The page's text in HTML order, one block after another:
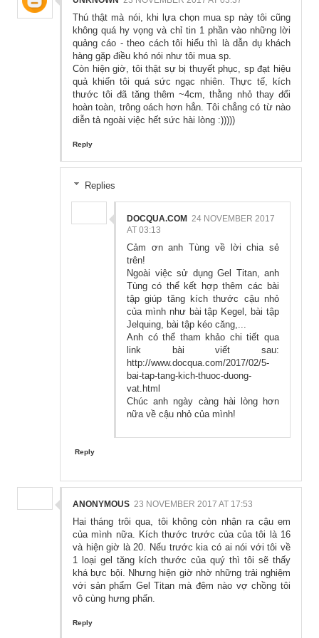
Thú thật mà nói, khi lựa chọn mua sp này tôi cũng
không quá hy vọng và chỉ tin 1 phần vào những lời
quảng cáo - theo cách tôi hiểu thì là dẫn dụ khách
hàng gặp điều khó nói như tôi mua sp.
Còn hiện giờ, tôi thật sự bị thuyết phục, sp đạt hiệu
quả khiến tôi quá sức ngạc nhiên. Thực tế, kích
thước tôi đã tăng thêm ~4cm, thằng nhỏ thay đổi
hoàn toàn, trông oách hơn hẳn. Tôi chẳng có từ nào
diễn tả ngoài việc hết sức hài lòng :)))))
Reply
Replies
DOCQUA.COM 24 NOVEMBER 2017
AT 03:13
Cảm ơn anh Tùng về lời chia sẻ
trên!
Ngoài việc sử dụng Gel Titan, anh
Tùng có thể kết hợp thêm các bài
tập giúp tăng kích thước cậu nhỏ
của mình như bài tập Kegel, bài tập
Jelquing, bài tập kéo căng,...
Anh có thể tham khảo chi tiết qua
link bài viết sau:
http://www.docqua.com/2017/02/5-
bai-tap-tang-kich-thuoc-duong-
vat.html
Chúc anh ngày càng hài lòng hơn
nữa về cậu nhỏ của mình!
Reply
ANONYMOUS 23 NOVEMBER 2017 AT 17:53
Hai tháng trôi qua, tôi không còn nhận ra cậu em
của mình nữa. Kích thước trước của của tôi là 16
và hiện giờ là 20. Nếu trước kia có ai nói với tôi về
1 loại gel tăng kích thước của quý thì tôi sẽ thấy
khá bực bội. Nhưng hiện giờ nhờ những trải nghiệm
với sản phẩm Gel Titan mà đêm nào vợ chồng tôi
vô cùng hưng phấn.
Reply